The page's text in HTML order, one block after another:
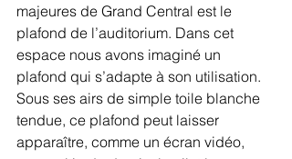
majeures de Grand Central est le
plafond de l’auditorium. Dans cet
espace nous avons imaginé un
plafond qui s’adapte à son utilisation.
Sous ses airs de simple toile blanche
tendue, ce plafond peut laisser
apparaître, comme un écran vidéo,